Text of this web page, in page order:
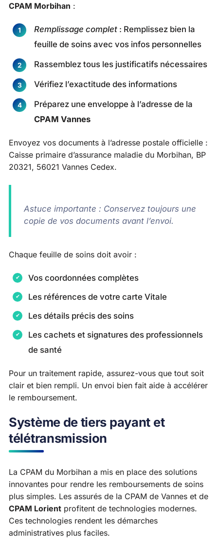
CPAM Morbihan :
Remplissage complet : Remplissez bien la
feuille de soins avec vos infos personnelles
Rassemblez tous les justificatifs nécessaires
Vérifiez l’exactitude des informations
Préparez une enveloppe à l’adresse de la
CPAM Vannes
Envoyez vos documents à l’adresse postale officielle :
Caisse primaire d’assurance maladie du Morbihan, BP
20321, 56021 Vannes Cedex.
Astuce importante : Conservez toujours une
copie de vos documents avant l’envoi.
Chaque feuille de soins doit avoir :
Vos coordonnées complètes
Les références de votre carte Vitale
Les détails précis des soins
Les cachets et signatures des professionnels
de santé
Pour un traitement rapide, assurez-vous que tout soit
clair et bien rempli. Un envoi bien fait aide à accélérer
le remboursement.
Système de tiers payant et
télétransmission
La CPAM du Morbihan a mis en place des solutions
innovantes pour rendre les remboursements de soins
plus simples. Les assurés de la CPAM de Vannes et de
CPAM Lorient profitent de technologies modernes.
Ces technologies rendent les démarches
administratives plus faciles.